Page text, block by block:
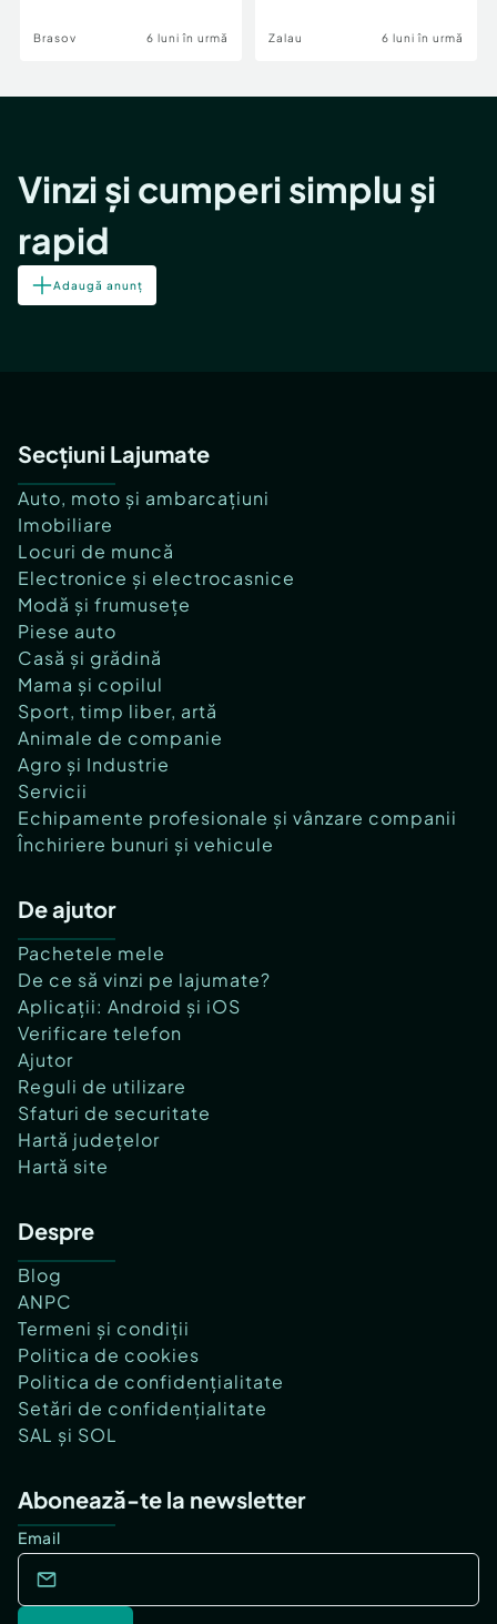
Brasov 6 luni în urmă Zalau 6 luni în urmă
Vinzi și cumperi simplu și
rapid
Adaugă anunț
Secțiuni Lajumate
Auto, moto și ambarcațiuni
Imobiliare
Locuri de muncă
Electronice și electrocasnice
Modă și frumusețe
Piese auto
Casă și grădină
Mama și copilul
Sport, timp liber, artă
Animale de companie
Agro și Industrie
Servicii
Echipamente profesionale și vânzare companii
Închiriere bunuri și vehicule
De ajutor
Pachetele mele
De ce să vinzi pe lajumate?
Aplicații: Android și iOS
Verificare telefon
Ajutor
Reguli de utilizare
Sfaturi de securitate
Hartă județelor
Hartă site
Despre
Blog
ANPC
Termeni și condiții
Politica de cookies
Politica de confidențialitate
Setări de confidențialitate
SAL și SOL
Abonează-te la newsletter
Email